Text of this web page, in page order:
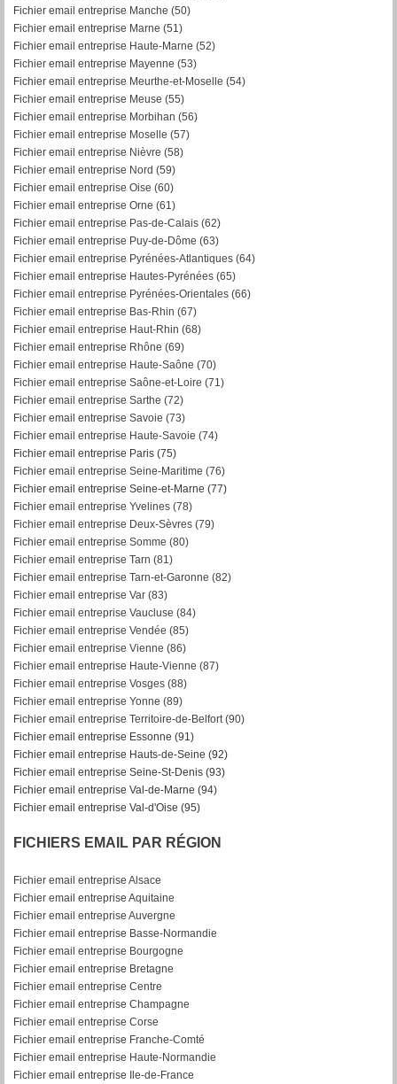
Fichier email entreprise Manche (50)
Fichier email entreprise Marne (51)
Fichier email entreprise Haute-Marne (52)
Fichier email entreprise Mayenne (53)
Fichier email entreprise Meurthe-et-Moselle (54)
Fichier email entreprise Meuse (55)
Fichier email entreprise Morbihan (56)
Fichier email entreprise Moselle (57)
Fichier email entreprise Nièvre (58)
Fichier email entreprise Nord (59)
Fichier email entreprise Oise (60)
Fichier email entreprise Orne (61)
Fichier email entreprise Pas-de-Calais (62)
Fichier email entreprise Puy-de-Dôme (63)
Fichier email entreprise Pyrénées-Atlantiques (64)
Fichier email entreprise Hautes-Pyrénées (65)
Fichier email entreprise Pyrénées-Orientales (66)
Fichier email entreprise Bas-Rhin (67)
Fichier email entreprise Haut-Rhin (68)
Fichier email entreprise Rhône (69)
Fichier email entreprise Haute-Saône (70)
Fichier email entreprise Saône-et-Loire (71)
Fichier email entreprise Sarthe (72)
Fichier email entreprise Savoie (73)
Fichier email entreprise Haute-Savoie (74)
Fichier email entreprise Paris (75)
Fichier email entreprise Seine-Maritime (76)
Fichier email entreprise Seine-et-Marne (77)
Fichier email entreprise Yvelines (78)
Fichier email entreprise Deux-Sèvres (79)
Fichier email entreprise Somme (80)
Fichier email entreprise Tarn (81)
Fichier email entreprise Tarn-et-Garonne (82)
Fichier email entreprise Var (83)
Fichier email entreprise Vaucluse (84)
Fichier email entreprise Vendée (85)
Fichier email entreprise Vienne (86)
Fichier email entreprise Haute-Vienne (87)
Fichier email entreprise Vosges (88)
Fichier email entreprise Yonne (89)
Fichier email entreprise Territoire-de-Belfort (90)
Fichier email entreprise Essonne (91)
Fichier email entreprise Hauts-de-Seine (92)
Fichier email entreprise Seine-St-Denis (93)
Fichier email entreprise Val-de-Marne (94)
Fichier email entreprise Val-d'Oise (95)
FICHIERS EMAIL PAR RÉGION
Fichier email entreprise Alsace
Fichier email entreprise Aquitaine
Fichier email entreprise Auvergne
Fichier email entreprise Basse-Normandie
Fichier email entreprise Bourgogne
Fichier email entreprise Bretagne
Fichier email entreprise Centre
Fichier email entreprise Champagne
Fichier email entreprise Corse
Fichier email entreprise Franche-Comté
Fichier email entreprise Haute-Normandie
Fichier email entreprise Ile-de-France